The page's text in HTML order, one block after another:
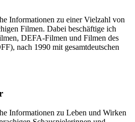
Informationen zu einer Vielzahl von
Filmen. Dabei beschäftige ich
DEFA-Filmen und Filmen des
nach 1990 mit gesamtdeutschen
Informationen zu Leben und Wirken